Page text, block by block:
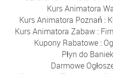
Kurs Animatora
Kurs Animatora Poznań :
Kurs Animatora Zabaw :
Kupony Rabatowe :
Płyn do
Darmowe